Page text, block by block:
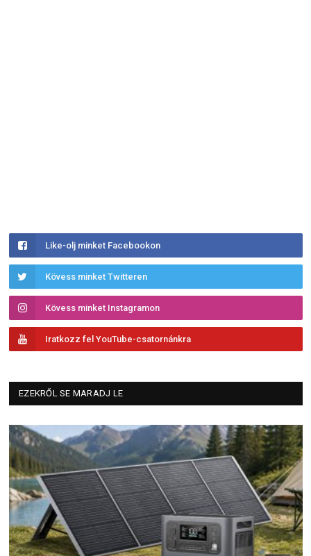
Like-olj minket Facebookon
Kövess minket Twitteren
Kövess minket Instagramon
Iratkozz fel YouTube-csatornánkra
EZEKRŐL SE MARADJ LE